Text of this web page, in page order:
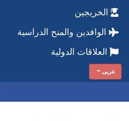
الخريجين
الوافدين والمنح الدراسية
العلاقات الدولية
عربى